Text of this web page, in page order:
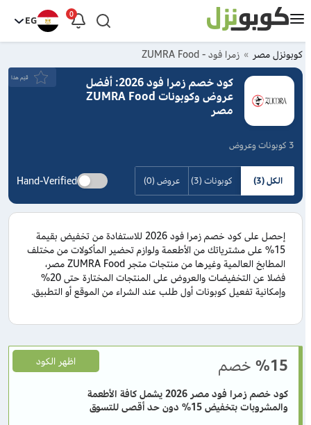
0
EG
كوبونزل مصر زمرا فود - ZUMRA Food
كود خصم زمرا فود 2026: أفضل
عروض وكوبونات ZUMRA Food
مصر
3 كوبونات وعروض
قيَم هذا
الكل (3) كوبونات (3) عروض (0) Hand-Verified
إحصل على كود خصم زمرا فود 2026 للاستفادة من تخفيض بقيمة
15% على مشترياتك من الأطعمة ولوازم تحضير المأكولات من مختلف
المطابخ العالمية وغيرها من منتجات متجر ZUMRA Food مصر،
فضلا عن التخفيضات والعروض على المنتجات المختارة حتى 20%
وإمكانية تفعيل كوبونات أول طلب عند الشراء من الموقع أو التطبيق.
%15 خصم
كود خصم زمرا فود مصر 2026 يشمل كافة الأطعمة
والمشروبات بتخفيض 15% دون حد أقصى للتسوق
اظهر الكود